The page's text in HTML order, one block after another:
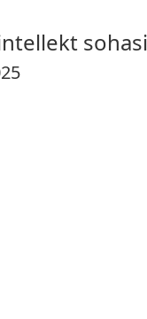
intellekt